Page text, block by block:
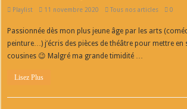
Playlist 11 novembre 2020 Tous nos articles 0
Passionnée dès mon plus jeune âge par les arts
peinture…) j’écris des pièces de théâtre pour mettre en
cousines 😉 Malgré ma grande timidité …
Lisez Plus